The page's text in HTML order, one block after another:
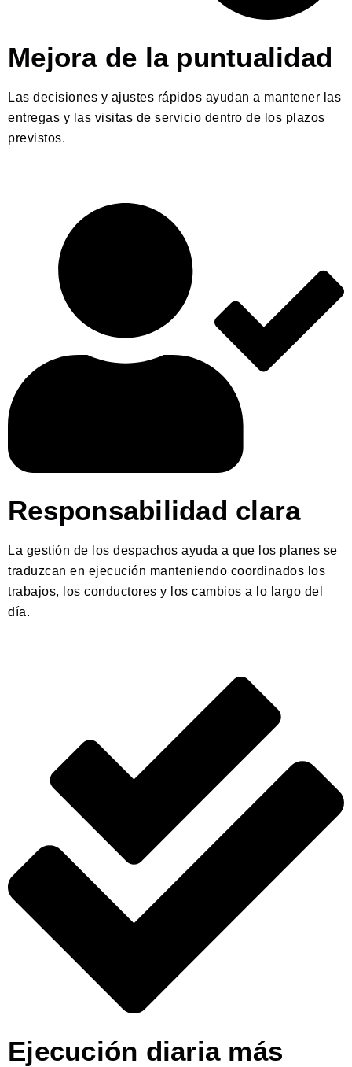
Mejora de la puntualidad
Las decisiones y ajustes rápidos ayudan a mantener las
entregas y las visitas de servicio dentro de los plazos
previstos.
Responsabilidad clara
La gestión de los despachos ayuda a que los planes se
traduzcan en ejecución manteniendo coordinados los
trabajos, los conductores y los cambios a lo largo del
día.
Ejecución diaria más